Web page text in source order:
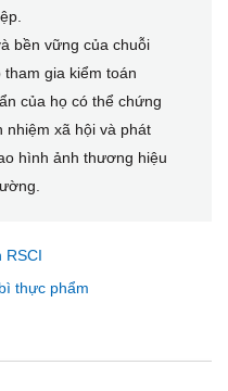
bền vững của chuỗi
gia kiểm toán
của họ có thể chứng
nhiệm xã hội và phát
hình ảnh thương hiệu
RSCI
thực phẩm